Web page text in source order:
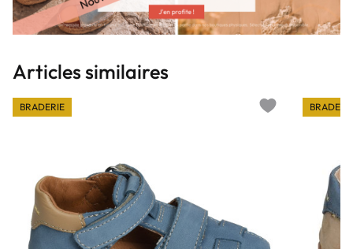
Articles similaires
BRADERIE